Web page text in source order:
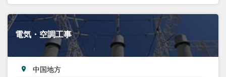
電気・空調工事
中国地方